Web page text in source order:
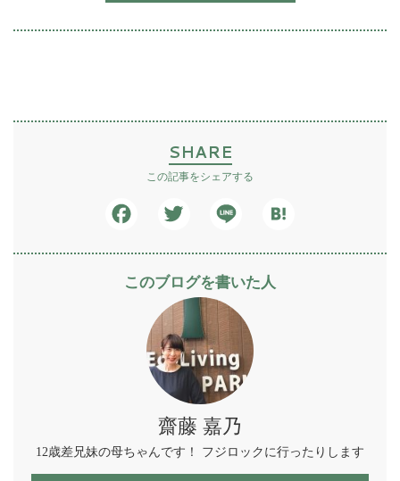
SHARE
この記事をシェアする
このブログを書いた人
齋藤 嘉乃
12歳差兄妹の母ちゃんです！ フジロックに行ったりします